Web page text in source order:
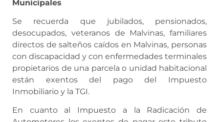
Municipales
Se recuerda que jubilados, pensionados,
desocupados, veteranos de Malvinas, familiares
directos de salteños caídos en Malvinas, personas
con discapacidad y con enfermedades terminales
propietarios de una parcela o unidad habitacional
están exentos del pago del Impuesto
Inmobiliario y la TGI.
En cuanto al Impuesto a la Radicación de